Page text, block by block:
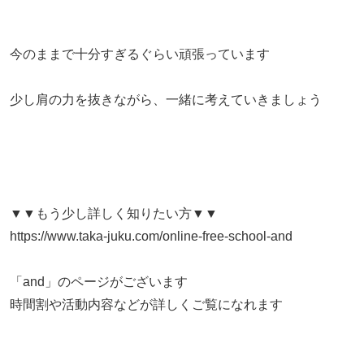
今のままで十分すぎるぐらい頑張っています
​少し肩の力を抜きながら、一緒に考えていきましょう
▼▼もう少し詳しく知りたい方▼▼
https://www.taka-juku.com/online-free-school-and
「and」のページがございます
時間割や活動内容などが詳しくご覧になれます